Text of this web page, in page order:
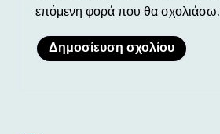
επόμενη φορά που θα σχολιάσω.